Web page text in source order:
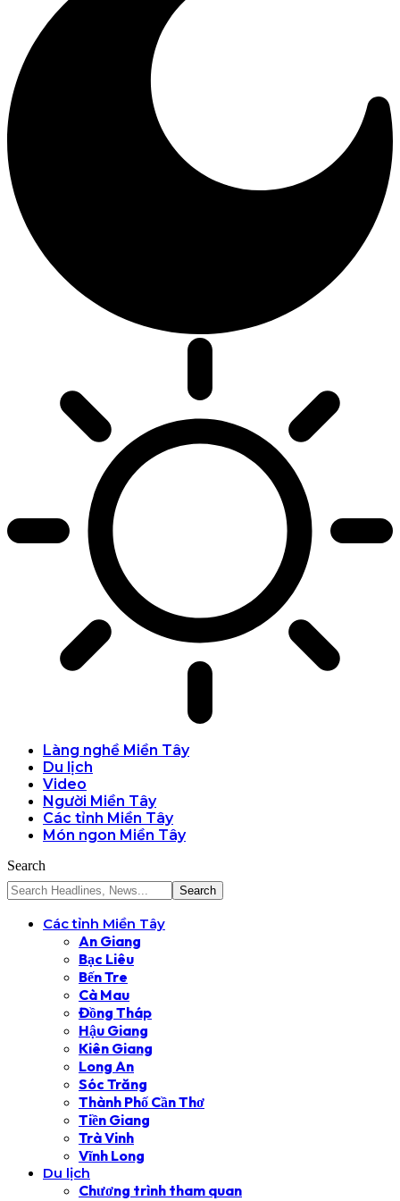
Làng nghề Miền Tây
Du lịch
Video
Người Miền Tây
Các tỉnh Miền Tây
Món ngon Miền Tây
Search
Các tỉnh Miền Tây
An Giang
Bạc Liêu
Bến Tre
Cà Mau
Đồng Tháp
Hậu Giang
Kiên Giang
Long An
Sóc Trăng
Thành Phố Cần Thơ
Tiền Giang
Trà Vinh
Vĩnh Long
Du lịch
Chương trình tham quan